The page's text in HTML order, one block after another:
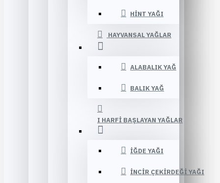
HINT YAĞI
HAYVANSAL YAĞLAR
ALABALIK YAĞ
BALIK YAĞ
I HARFI BAŞLAYAN YAĞLAR
İĞDE YAĞI
İNCIR ÇEKIRDEĞI YAĞI